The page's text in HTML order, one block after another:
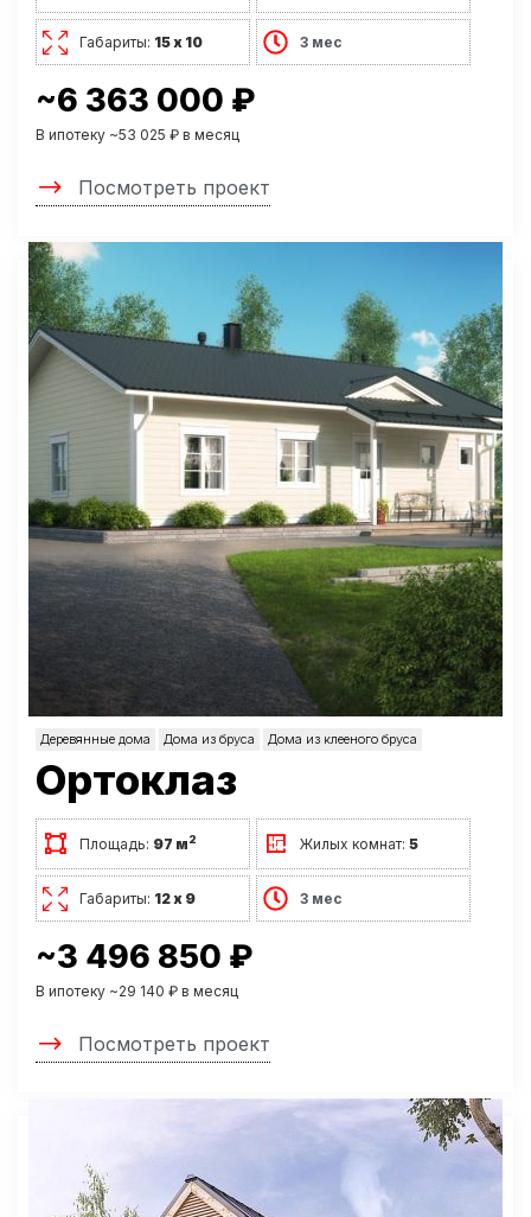
Габариты: 15 х 10 3 мес
~6 363 000 ₽
В ипотеку ~53 025 ₽ в месяц
Посмотреть проект
Деревянные дома Дома из бруса Дома из клееного бруса
Ортоклаз
Площадь: 97 м2 Жилых комнат:5
Габариты: 12 х 9 3 мес
~3 496 850 ₽
В ипотеку ~29 140 ₽ в месяц
Посмотреть проект